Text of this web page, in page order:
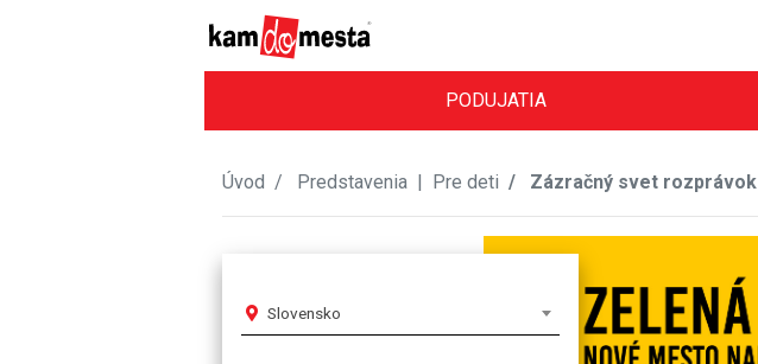
PODUJATIA
Úvod Predstavenia | Pre deti Zázračný svet rozprávok
Slovensko